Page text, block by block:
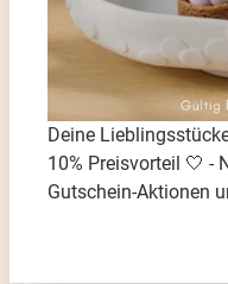
Bildergalerie
Deine
10% Preisvorteil 🤍 -
Gutschein-Aktionen